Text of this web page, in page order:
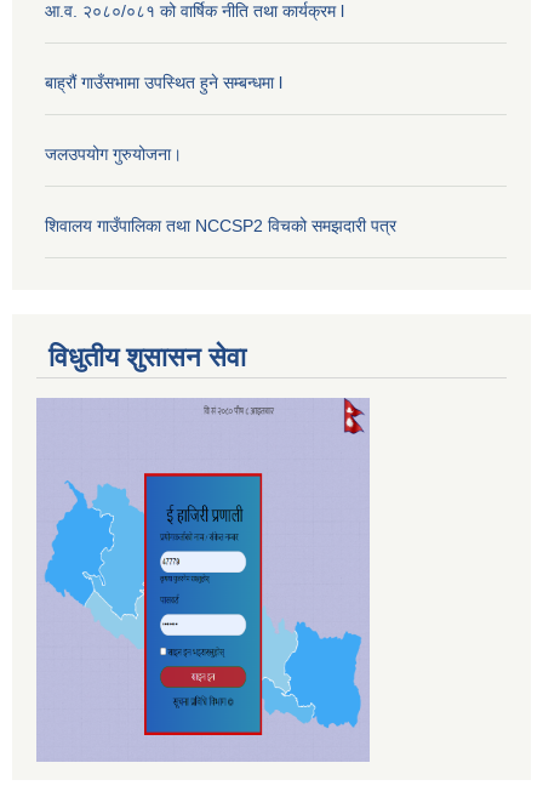
आ.व. २०८०/०८१ को वार्षिक नीति तथा कार्यक्रम l
बाह्रौं गाउँसभामा उपस्थित हुने सम्बन्धमा l
जलउपयोग गुरुयोजना।
शिवालय गाउँपालिका तथा NCCSP2 विचको समझदारी पत्र
विधुतीय शुसासन सेवा